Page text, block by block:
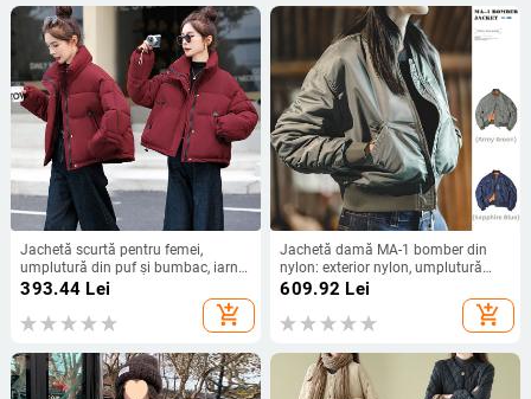
Jachetă scurtă pentru femei,
umplutură din puf și bumbac, iarnă
2025, stil coreean, caldă și stilată,
393.44 Lei
add_shopping_cart
Jachetă damă MA-1 bomber din
nylon: exterior nylon, umplutură
100% poliester, gros pentru iarnă,
guler înalt cu fermoar, model uni
609.92 Lei
add_shopping_cart